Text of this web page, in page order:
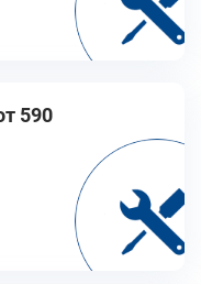
590